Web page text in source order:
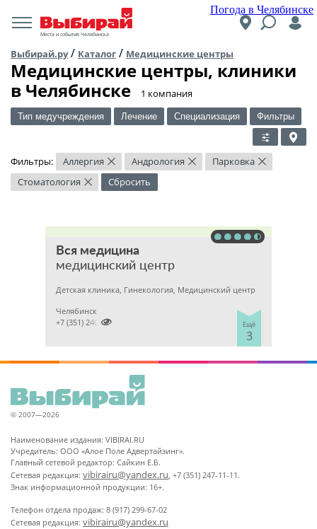
Погода в Челябинске
Места и события Челябинска
Выбирай.ру/ Каталог / Медицинские центры
Медицинские центры, клиники
в Челябинске
​1 компания
Тип медучреждения Лечение Специализация Фильтры
Фильтры: Аллергия × Андрология × Парковка ×
Стоматология × Сбросить
Вся медицина
медицинский центр
Детская клиника, Гинекология, Медицинский центр
Ещё
3
Челябинск

+7 (351) 2400303
© 2007—2026
Наименование издания: VIBIRAI.RU
Учредитель: ООО «Алое Поле Адвертайзинг».
Главный сетевой редактор: Сайкин Е.Б.
Сетевая редакция: vibirairu@yandex.ru, +7 (351) 247-11-11.
Знак информационной продукции: 16+.
Телефон отдела продаж: 8 (917) 299-67-02
Сетевая редакция: vibirairu@yandex.ru